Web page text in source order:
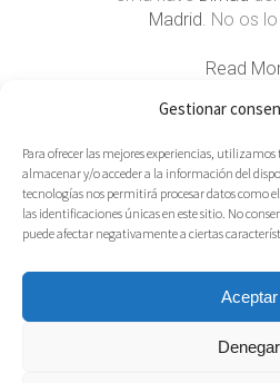
Gestionar
Para ofrecer las mejores experiencias,
almacenar y/o acceder a la información del
tecnologías nos permitirá procesar datos como
las identificaciones únicas en este sitio. No
puede afectar negativamente a ciertas
Aceptar
Denegar
Madrid . No os
Read
03.12.2017